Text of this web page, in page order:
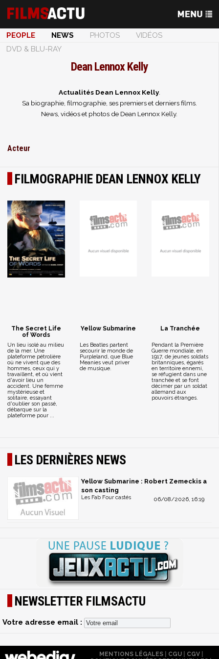
PEOPLE NEWS PHOTOS
VIDÉOS
DVD & BLU-RAY
Dean Lennox Kelly
Actualités Dean Lennox Kelly.
Sa biographie, filmographie, ses premiers et derniers films.
News, vidéos et photos de Dean Lennox Kelly.
Acteur
FILMOGRAPHIE DEAN LENNOX KELLY
The Secret Life
of Words
Un lieu isolé au milieu
de la mer. Une
plateforme pétrolière
où ne vivent que des
hommes, ceux qui y
travaillent, et où vient
d'avoir lieu un
accident. Une femme
mystérieuse et
solitaire, essayant
d'oublier son passé,
débarque sur la
plateforme pour ...
Yellow Submarine
Les Beatles partent
secourir le monde de
Purpleland, que Blue
Meanies veut priver
de musique.
La Tranchée
Pendant la Première
Guerre mondiale, en
1917, de jeunes soldats
britanniques, égarés
en territoire ennemi,
se réfugient dans une
tranchée et se font
décimer par un soldat
allemand aux
pouvoirs étranges.
LES DERNIÈRES NEWS
Yellow Submarine : Robert Zemeckis a
son casting
06/08/2026, 16:19
Les Fab Four castés
NEWSLETTER FILMSACTU
Votre adresse email :
MENTIONS LÉGALES| CGU| CGV|